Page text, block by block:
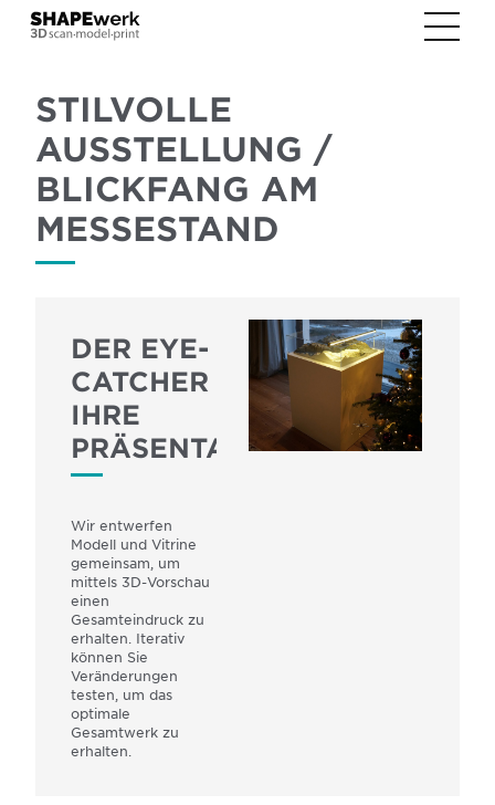
STILVOLLE
AUSSTELLUNG /
BLICKFANG AM
MESSESTAND
DER EYE-
CATCHER FÜR
IHRE
PRÄSENTATION!
Wir entwerfen
Modell und Vitrine
gemeinsam, um
mittels 3D-Vorschau
einen
Gesamteindruck zu
erhalten. Iterativ
können Sie
Veränderungen
testen, um das
optimale
Gesamtwerk zu
erhalten.